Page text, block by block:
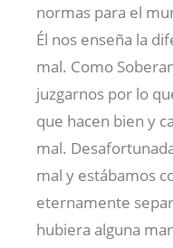
normas para el
Él nos enseña la
mal. Como
juzgarnos por lo
que hacen bien y
mal.
mal y estábamos
eternamente
hubiera alguna